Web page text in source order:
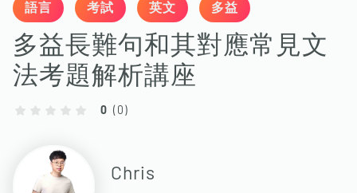
語言 考試 英文 多益
多益長難句和其對應常見文
法考題解析講座
0 ( 0 )
Chris